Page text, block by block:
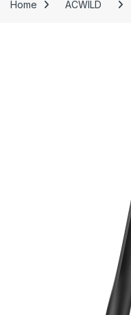
Home ACWILD